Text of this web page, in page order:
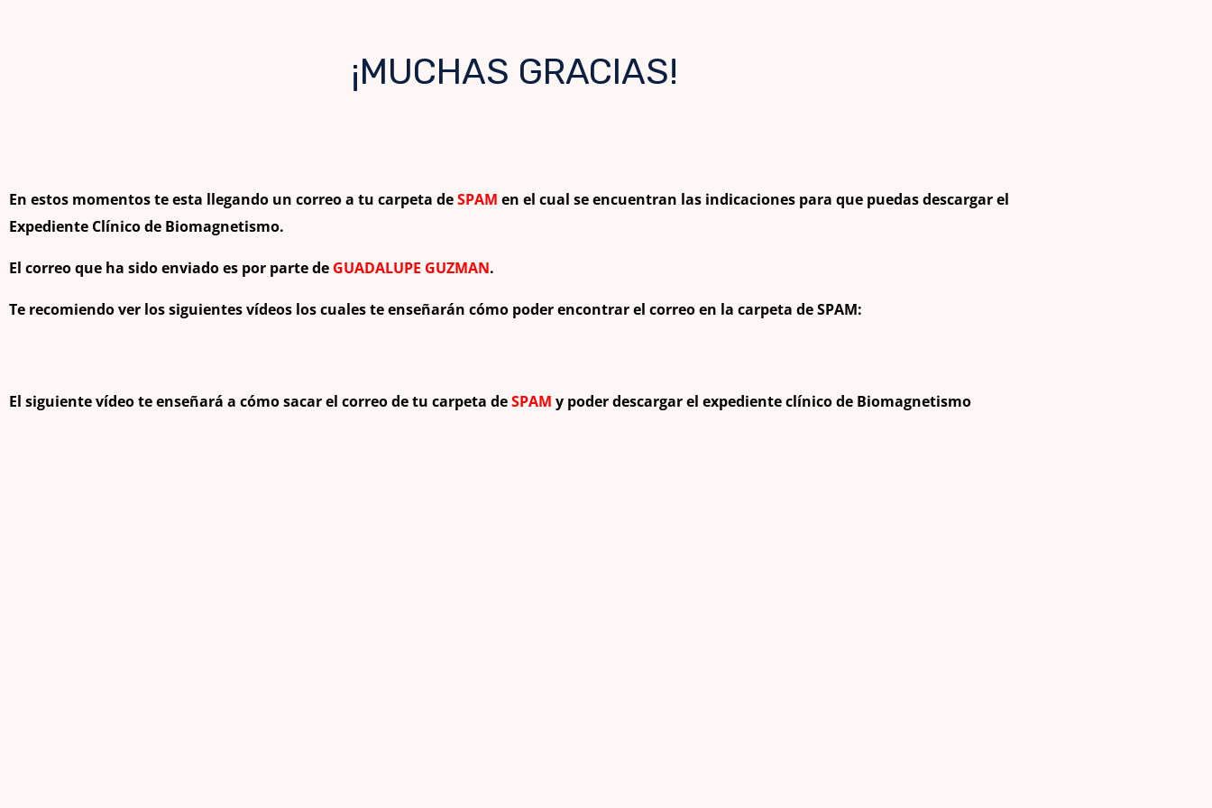
¡MUCHAS GRACIAS!
En estos momentos te esta llegando un correo a tu carpeta deSPAM en el cual se encuentran las indicaciones para que puedas descargar el
Expediente Clínico de Biomagnetismo.
El correo que ha sido enviado es por parte de GUADALUPE GUZMAN.
Te recomiendo ver los siguientes vídeos los cuales te enseñarán cómo poder encontrar el correo en la carpeta de SPAM:
El siguiente vídeo te enseñará a cómo sacar el correo de tu carpeta deSPAM y poder descargar el expediente clínico de Biomagnetismo